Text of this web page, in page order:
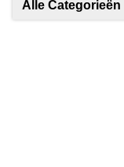
Alle Categorieën